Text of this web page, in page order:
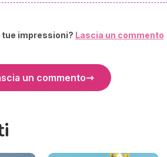
tue impressioni? Lascia un commento
un commento